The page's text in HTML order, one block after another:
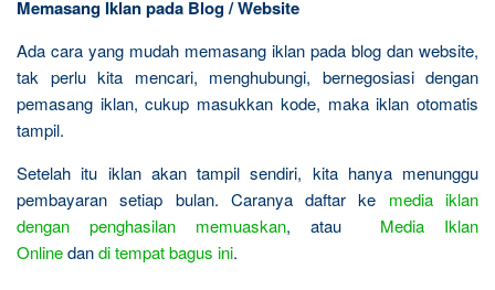
Memasang Iklan pada Blog / Website
Ada cara yang mudah memasang iklan pada blog dan website,
tak perlu kita mencari, menghubungi, bernegosiasi dengan
pemasang iklan, cukup masukkan kode, maka iklan otomatis
tampil.
Setelah itu iklan akan tampil sendiri, kita hanya menunggu
pembayaran setiap bulan. Caranya daftar ke media iklan
dengan penghasilan memuaskan, atau Media Iklan
Onlinedandi tempat bagus ini.